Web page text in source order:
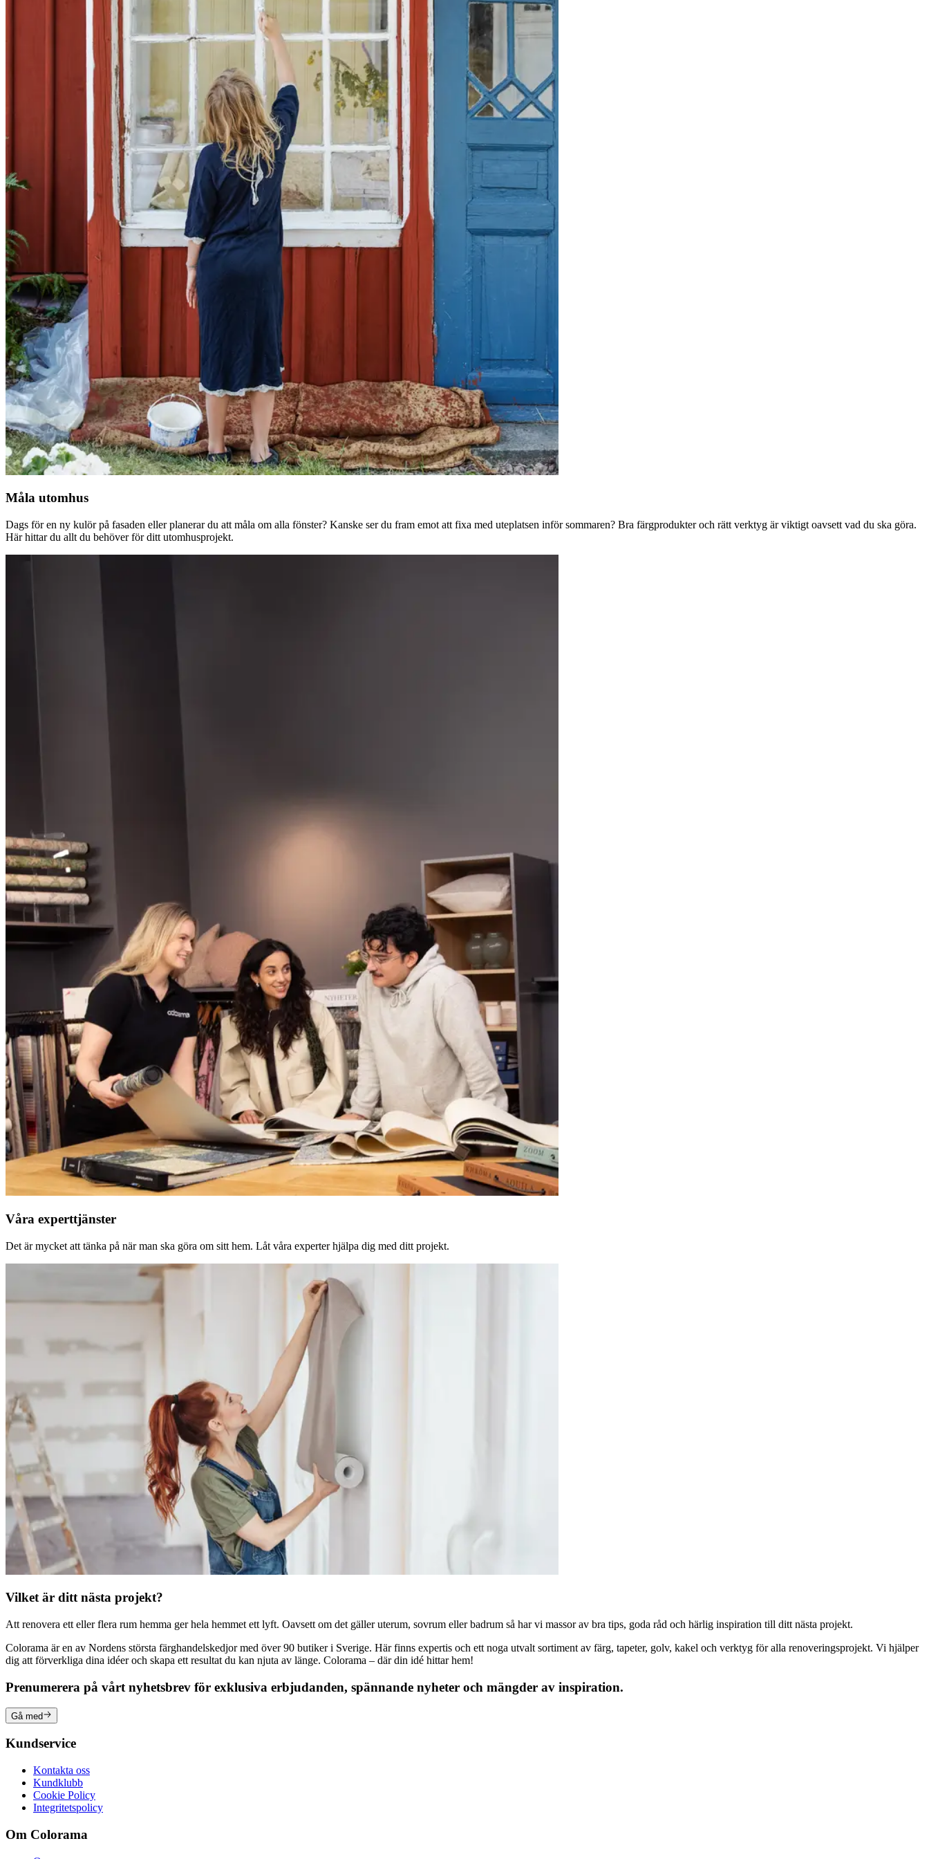
Måla utomhus
Dags för en ny kulör på fasaden eller planerar du att måla om alla fönster? Kanske ser du fram emot att fixa med uteplatsen inför sommaren? Bra färgprodukter och rätt verktyg är viktigt oavsett vad du ska göra.
Här hittar du allt du behöver för ditt utomhusprojekt.
Våra experttjänster
Det är mycket att tänka på när man ska göra om sitt hem. Låt våra experter hjälpa dig med ditt projekt.
Vilket är ditt nästa projekt?
Att renovera ett eller flera rum hemma ger hela hemmet ett lyft. Oavsett om det gäller uterum, sovrum eller badrum så har vi massor av bra tips, goda råd och härlig inspiration till ditt nästa projekt.
Colorama är en av Nordens största färghandelskedjor med över 90 butiker i Sverige. Här finns expertis och ett noga utvalt sortiment av färg, tapeter, golv, kakel och verktyg för alla renoveringsprojekt. Vi hjälper
dig att förverkliga dina idéer och skapa ett resultat du kan njuta av länge. Colorama – där din idé hittar hem!
Prenumerera på vårt nyhetsbrev för exklusiva erbjudanden, spännande nyheter och mängder av inspiration.
Gå med
Kundservice
Kontakta oss
Kundklubb
Cookie Policy
Integritetspolicy
Om Colorama